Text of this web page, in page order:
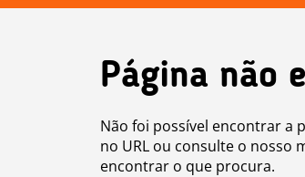
Página não
Não foi possível encontrar a
no URL ou consulte o nosso
encontrar o que procura.